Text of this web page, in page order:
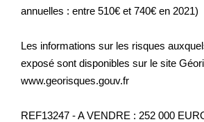
annuelles : entre 510€ et 740€ en 2021)
Les informations sur les risques
exposé sont disponibles sur le site
www.georisques.gouv.fr
REF13247 - A VENDRE : 252 000